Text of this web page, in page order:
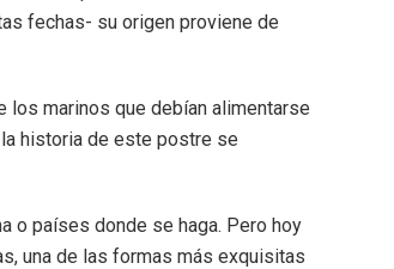
fechas- su origen proviene de
los marinos que debían alimentarse
historia de este postre se
o países donde se haga. Pero hoy
una de las formas más exquisitas